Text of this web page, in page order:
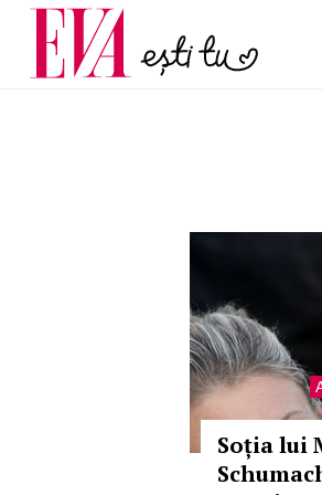
Soția lui
Carieră
Actualitate